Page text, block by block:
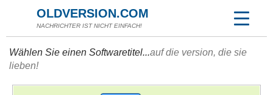
OLDVERSION.COM
NACHRICHTER IST NICHT EINFACH!
Wählen Sie einen Softwaretitel...auf die version, die sie
lieben!